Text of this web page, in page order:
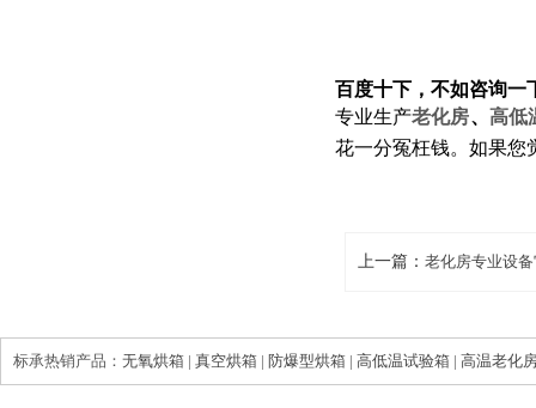
百度十下，不如咨询一
专业生产老化房、 高低
花一分冤枉钱。如果您
上一篇：老化房专业设
标承热销产品： 无氧烘箱 | 真空烘箱 | 防爆型烘箱 | 高低温试验箱 | 高温老化